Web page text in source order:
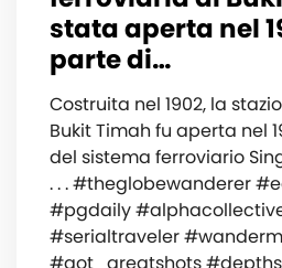
stata aperta nel
parte di…
Costruita nel 1902, la
Bukit Timah fu aperta nel
del sistema ferroviario
. . . #theglobewanderer
#pgdaily
#serialtraveler